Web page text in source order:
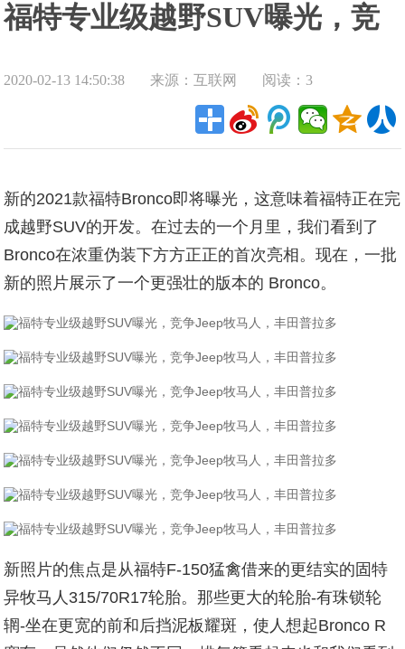
福特专业级越野SUV曝光，竞
争Jeep牧马人，丰田普拉多
2020-02-13 14:50:38 来源：互联网 阅读：3
新的2021款福特Bronco即将曝光，这意味着福特正在完
成越野SUV的开发。在过去的一个月里，我们看到了
Bronco在浓重伪装下方方正正的首次亮相。现在，一批
新的照片展示了一个更强壮的版本的 Bronco。
新照片的焦点是从福特F-150猛禽借来的更结实的固特
异牧马人315/70R17轮胎。那些更大的轮胎-有珠锁轮
辋-坐在更宽的前和后挡泥板耀斑，使人想起Bronco R